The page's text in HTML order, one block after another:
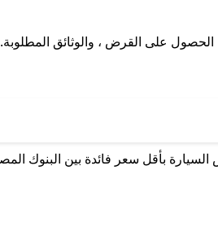
على القرض ، والوثائق المطلوبة.